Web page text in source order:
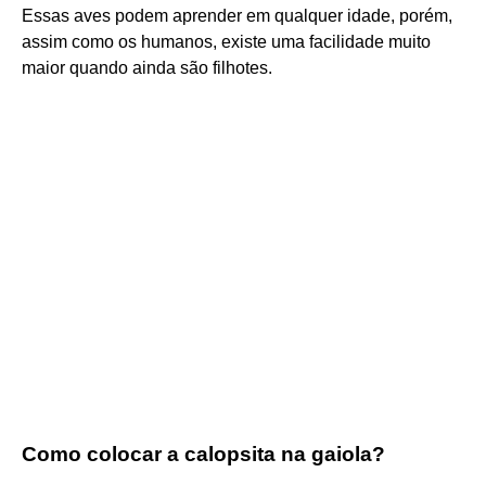
Essas aves podem aprender em qualquer idade, porém,
assim como os humanos, existe uma facilidade muito
maior quando ainda são filhotes.
Como colocar a calopsita na gaiola?